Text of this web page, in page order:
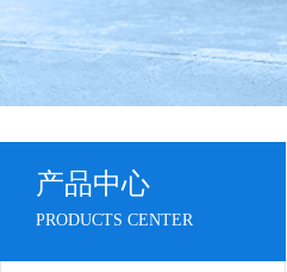
产品中心
PRODUCTS CENTER